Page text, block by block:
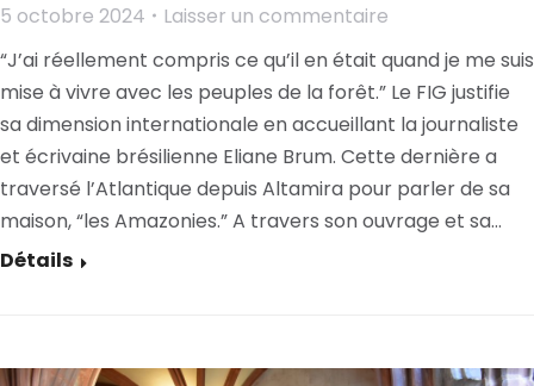
5 octobre 2024
Laisser un commentaire
“J’ai réellement compris ce qu’il en était quand je me suis
mise à vivre avec les peuples de la forêt.” Le FIG justifie
sa dimension internationale en accueillant la journaliste
et écrivaine brésilienne Eliane Brum. Cette dernière a
traversé l’Atlantique depuis Altamira pour parler de sa
maison, “les Amazonies.” A travers son ouvrage et sa…
Détails